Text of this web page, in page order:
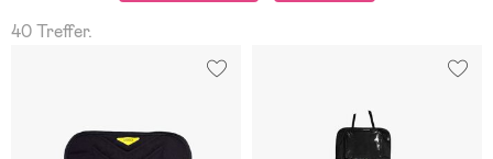
40 Treffer.